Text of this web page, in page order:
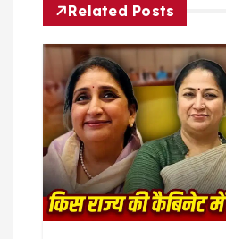
v
g
a
t
Related Posts